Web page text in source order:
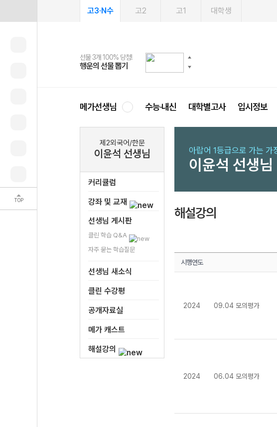
TOP
고3·N수 고2 고1 대학생
선물 3개 100% 당첨!
행운의 선물 뽑기
선물 100% 증정!
메가스터디 X 올리브
여름방학 스터디 캐시백
메가런 썸머스쿨
2027 러셀 단과
강사 공개선발
스마트러닝앱
설문 EVENT
메가패스
3일 무료 체험권
메가패스 수강생 무료혜택!
메가클럽 멤버십
사회공헌 캠페인
희망이룸 메가나눔
메가선생님 수능·내신 대학별고사 입시정보
제2외국어/한문
이윤석 선생님
커리큘럼
강좌 및 교재
선생님 게시판
클린 학습 Q&A
자주 묻는 학습질문
선생님 새소식
클린 수강평
공개자료실
메가 캐스트
해설강의
아랍어 1등급으로 가는 가
이윤석 선생님
해설강의
시행연도
2024 09.04 모의평가
2024 06.04 모의평가